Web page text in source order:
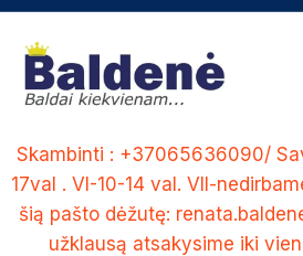
Skip
content
Skambinti : +37065636090/
17val . VI-10-14 val. VII-
šią pašto dėžutę:
užklausą atsakysime iki